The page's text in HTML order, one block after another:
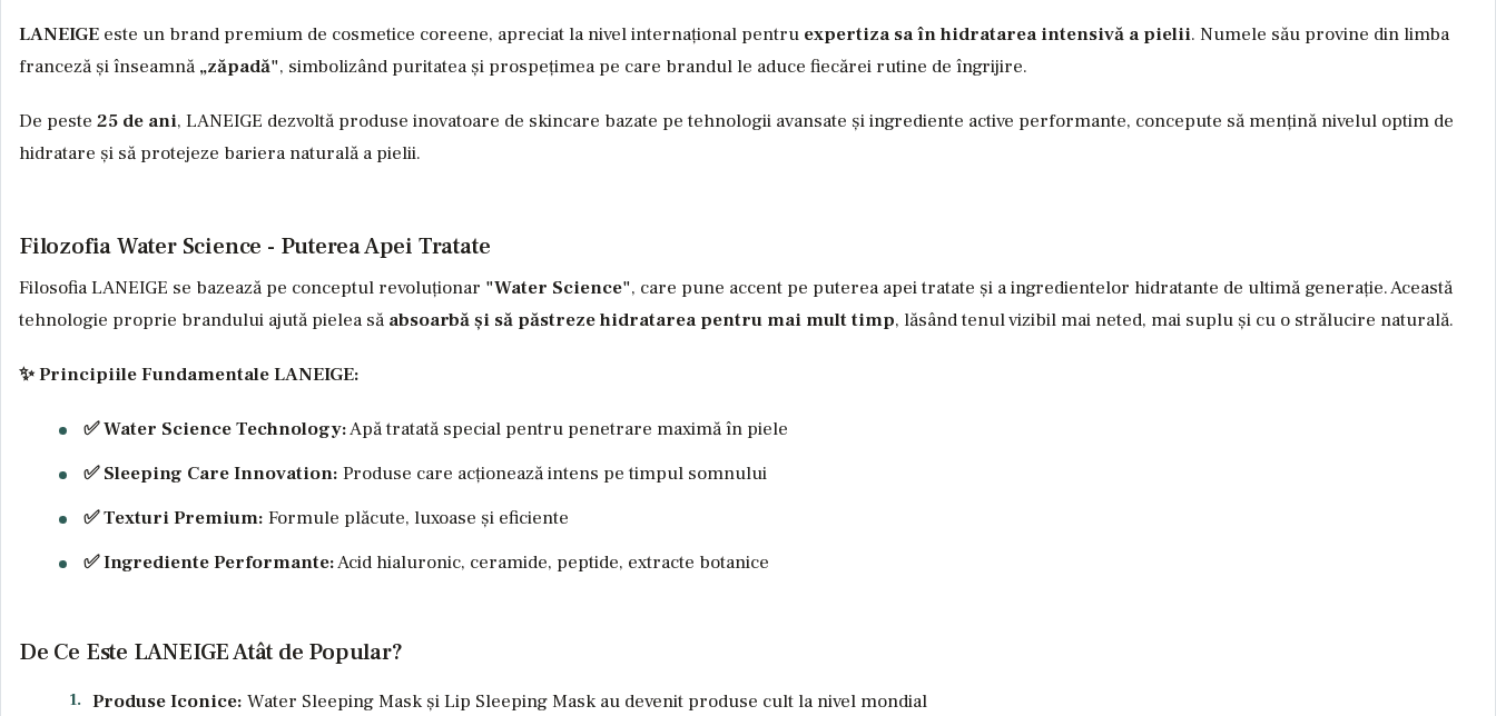
LANEIGE este un brand premium de cosmetice coreene, apreciat la nivel internațional pentru expertiza sa în hidratarea intensivă a pielii. Numele său provine din limba
franceză și înseamnă „zăpadă", simbolizând puritatea și prospețimea pe care brandul le aduce fiecărei rutine de îngrijire.
De peste 25 de ani, LANEIGE dezvoltă produse inovatoare de skincare bazate pe tehnologii avansate și ingrediente active performante, concepute să mențină nivelul optim de
hidratare și să protejeze bariera naturală a pielii.
Filozofia Water Science - Puterea Apei Tratate
Filosofia LANEIGE se bazează pe conceptul revoluționar "Water Science", care pune accent pe puterea apei tratate și a ingredientelor hidratante de ultimă generație. Această
tehnologie proprie brandului ajută pielea să absoarbă și să păstreze hidratarea pentru mai mult timp, lăsând tenul vizibil mai neted, mai suplu și cu o strălucire naturală.
✨ Principiile Fundamentale LANEIGE:
✅ Water Science Technology:Apă tratată special pentru penetrare maximă în piele
✅ Sleeping Care Innovation: Produse care acționează intens pe timpul somnului
✅ Texturi Premium: Formule plăcute, luxoase și eficiente
✅ Ingrediente Performante:Acid hialuronic, ceramide, peptide, extracte botanice
De Ce Este LANEIGE Atât de Popular?
Produse Iconice: Water Sleeping Mask și Lip Sleeping Mask au devenit produse cult la nivel mondial